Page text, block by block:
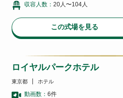
収容人数： 20人〜104人
この式場を見る
ロイヤルパークホテル
東京都 ホテル
動画数： 6件